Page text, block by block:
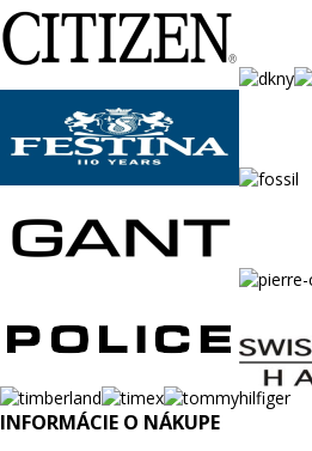
INFORMÁCIE O NÁKUPE